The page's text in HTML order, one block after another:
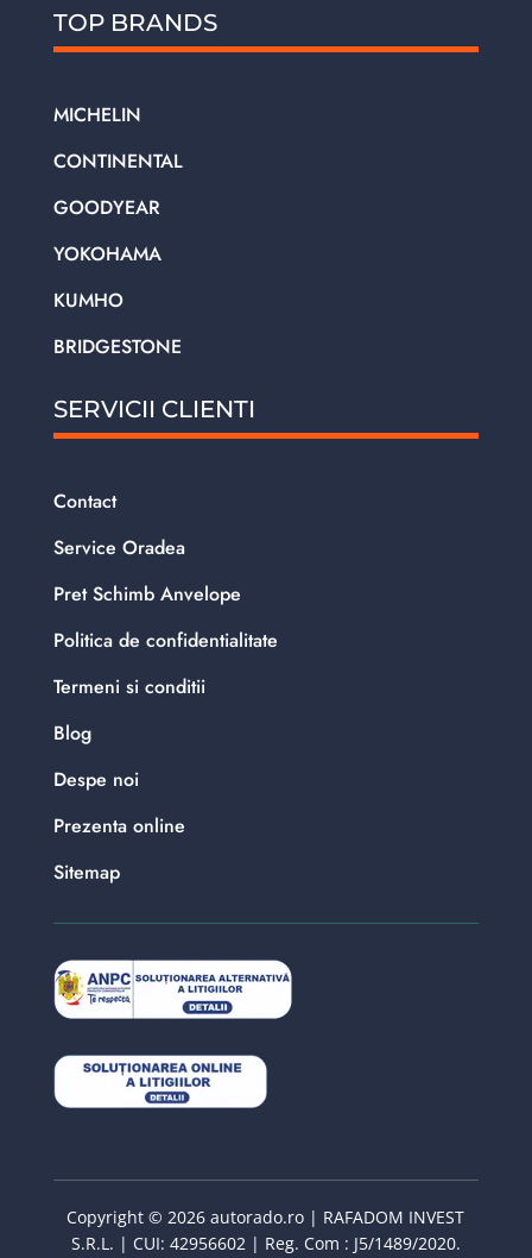
TOP BRANDS
MICHELIN
CONTINENTAL
GOODYEAR
YOKOHAMA
KUMHO
BRIDGESTONE
SERVICII CLIENTI
Contact
Service Oradea
Pret Schimb Anvelope
Politica de confidentialitate
Termeni si conditii
Blog
Despe noi
Prezenta online
Sitemap
Copyright © 2026 autorado.ro | RAFADOM INVEST
S.R.L. | CUI: 42956602 | Reg. Com : J5/1489/2020.